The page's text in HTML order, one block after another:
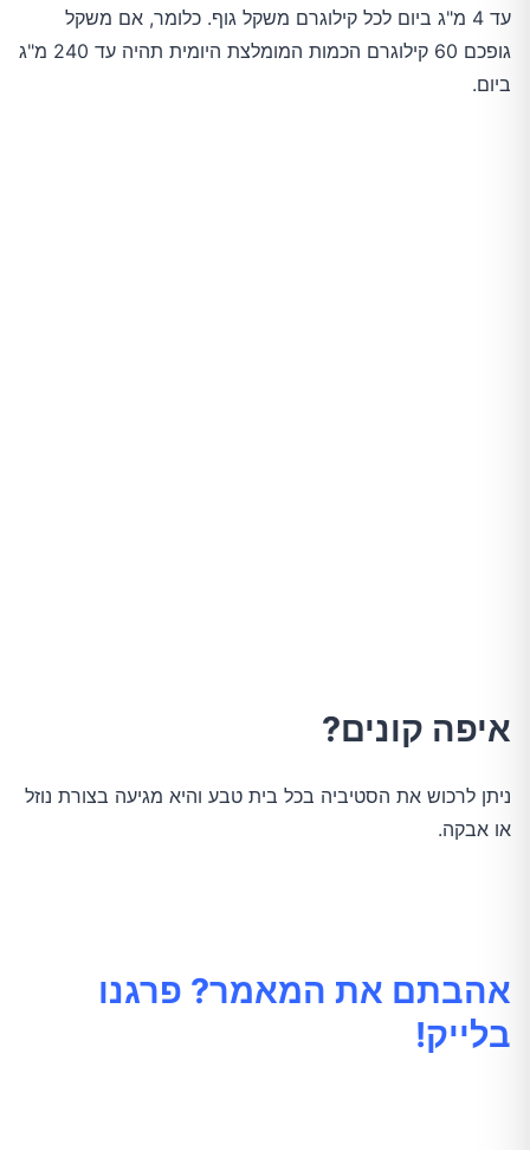
עד 4 מ"ג ביום לכל קילוגרם משקל גוף. כלומר, אם משקל
גופכם 60 קילוגרם הכמות המומלצת היומית תהיה עד 240 מ"ג
ביום.
איפה קונים?
ניתן לרכוש את הסטיביה בכל בית טבע והיא מגיעה בצורת נוזל
או אבקה.
אהבתם את המאמר? פרגנו
בלייק!